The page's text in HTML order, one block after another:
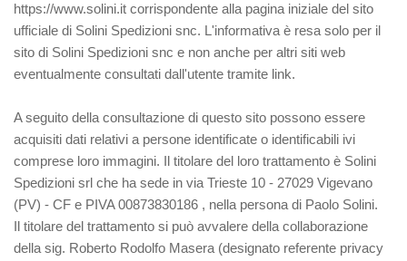
https://www.solini.it corrispondente alla pagina iniziale del sito
ufficiale di Solini Spedizioni snc. L'informativa è resa solo per il
sito di Solini Spedizioni snc e non anche per altri siti web
eventualmente consultati dall'utente tramite link.
A seguito della consultazione di questo sito possono essere
acquisiti dati relativi a persone identificate o identificabili ivi
comprese loro immagini. Il titolare del loro trattamento è Solini
Spedizioni srl che ha sede in via Trieste 10 - 27029 Vigevano
(PV) - CF e PIVA 00873830186 , nella persona di Paolo Solini.
Il titolare del trattamento si può avvalere della collaborazione
della sig. Roberto Rodolfo Masera (designato referente privacy